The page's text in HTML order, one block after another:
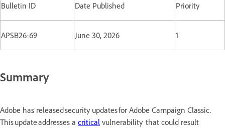
Bulletin ID Date Published Priority
APSB26-69 June 30, 2026 1
Summary
Adobe has released security updates for Adobe Campaign Classic.
This update addresses a critical vulnerability that could result